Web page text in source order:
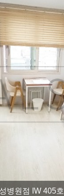
병원점 IW 405호